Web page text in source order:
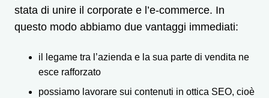
stata di unire il corporate e l’e-commerce. In
questo modo abbiamo due vantaggi immediati:
il legame tra l’azienda e la sua parte di vendita ne
esce rafforzato
possiamo lavorare sui contenuti in ottica SEO, cioè